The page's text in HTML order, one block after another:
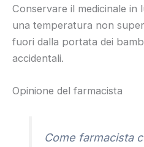
Conservare il medicinale
una temperatura non
fuori dalla portata dei
accidentali.
Opinione del farmacista
Come farmacista